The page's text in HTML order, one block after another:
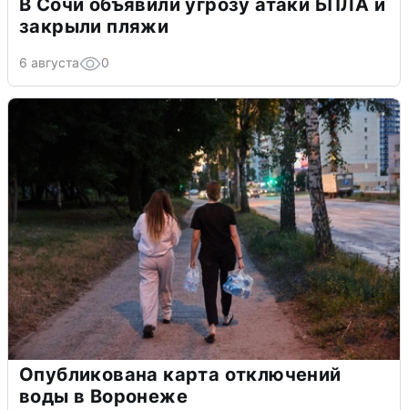
В Сочи объявили угрозу атаки БПЛА и
закрыли пляжи
6 августа 0
Опубликована карта отключений
воды в Воронеже